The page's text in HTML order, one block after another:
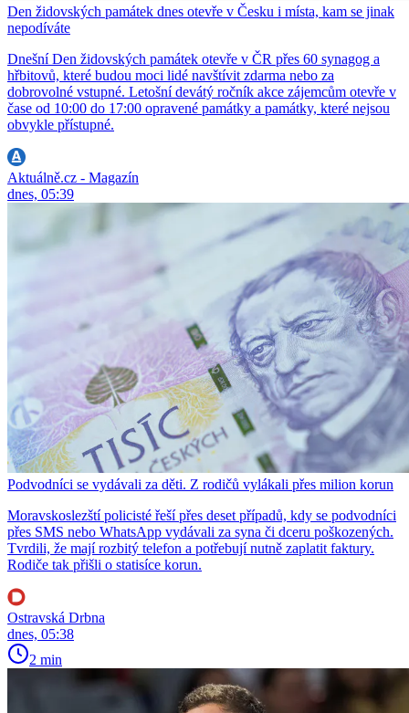
Den židovských památek dnes otevře v Česku i místa, kam se jinak
nepodíváte
Dnešní Den židovských památek otevře v ČR přes 60 synagog a
hřbitovů, které budou moci lidé navštívit zdarma nebo za
dobrovolné vstupné. Letošní devátý ročník akce zájemcům otevře v
čase od 10:00 do 17:00 opravené památky a památky, které nejsou
obvykle přístupné.
Aktuálně.cz - Magazín
dnes, 05:39
Podvodníci se vydávali za děti. Z rodičů vylákali přes milion korun
Moravskoslezští policisté řeší přes deset případů, kdy se podvodníci
přes SMS nebo WhatsApp vydávali za syna či dceru poškozených.
Tvrdili, že mají rozbitý telefon a potřebují nutně zaplatit faktury.
Rodiče tak přišli o statisíce korun.
Ostravská Drbna
dnes, 05:38
2 min